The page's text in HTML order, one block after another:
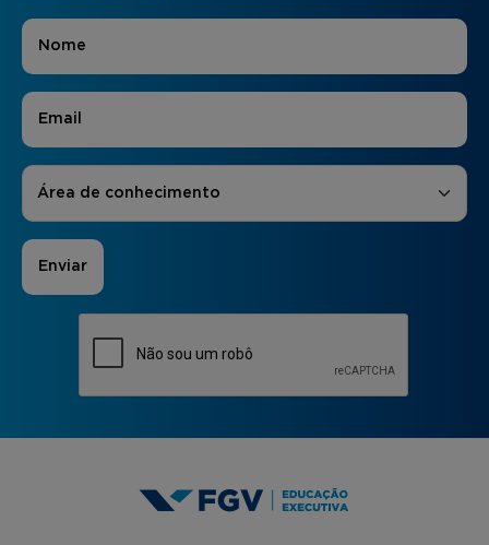
Nome
E-mail
Áreas de Interesse
Área de conhecimento